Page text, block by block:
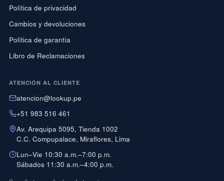
Política de privacidad
Cambios y devoluciones
Política de garantía
Libro de Reclamaciones
ATENCIÓN AL CLIENTE
atencion@lookup.pe
+51 983 516 461
Av. Arequipa 5095, Tienda 1002
C.C. Compupalace, Miraflores, Lima
Lun–Vie 10:30 a.m.–7:00 p.m.
Sábados 11:30 a.m.–4:00 p.m.